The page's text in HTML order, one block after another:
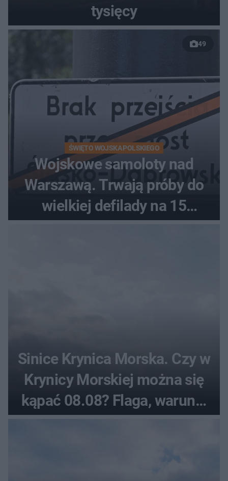
tysięcy
49
ŚWIĘTO WOJSKA POLSKIEGO
Wojskowe samoloty nad
Warszawą. Trwają próby do
wielkiej defilady na 15
Sinice Krynica Morska. Czy w
Krynicy Morskiej można się
kąpać 08.08? Flaga, warunki